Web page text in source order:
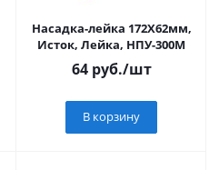
Насадка-лейка 172Х62мм,
Исток, Лейка, НПУ-300М
64руб./шт
В корзину